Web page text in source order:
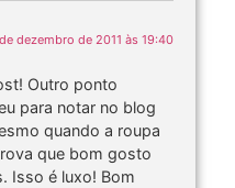
dezembro de 2011 às 19:40
Outro ponto
para notar no blog
quando a roupa
que bom gosto
Isso é luxo! Bom